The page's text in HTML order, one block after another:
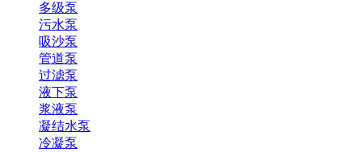
多级泵
污水泵
吸沙泵
管道泵
过滤泵
液下泵
浆液泵
凝结水泵
冷凝泵